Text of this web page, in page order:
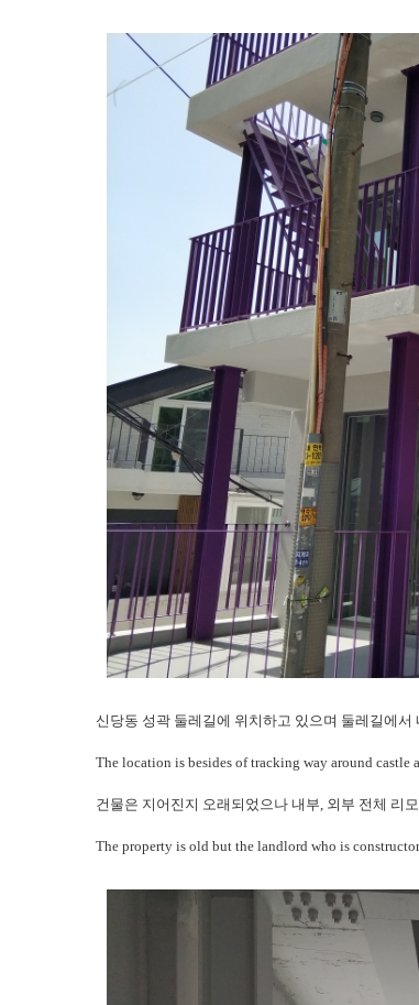
신당동 성곽 둘레길에 위치하고 있으며 둘레길에서
The location is besides of tracking way around castle
건물은 지어진지 오래되었으나 내부, 외부 전체 리
The property is old but the landlord who is